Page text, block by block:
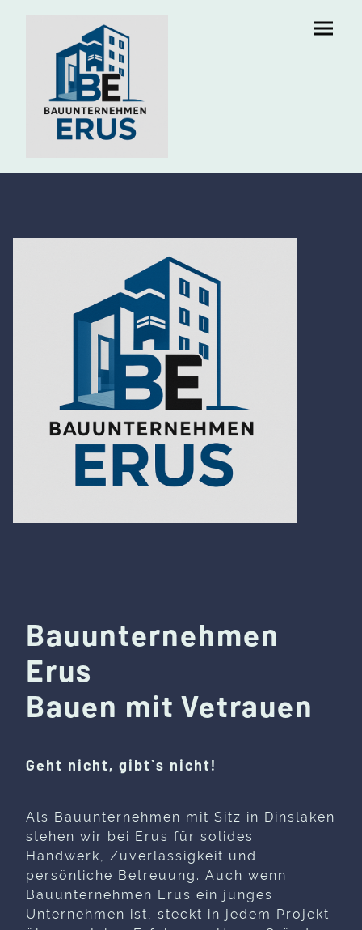
Bauunternehmen
Erus
Bauen mit Vetrauen
Geht nicht, gibt`s nicht!
Als Bauunternehmen mit Sitz in Dinslaken
stehen wir bei Erus für solides
Handwerk, Zuverlässigkeit und
persönliche Betreuung. Auch wenn
Bauunternehmen Erus ein junges
Unternehmen ist, steckt in jedem Projekt